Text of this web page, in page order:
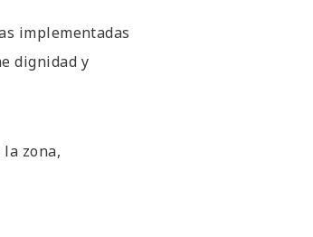
implementadas
dignidad y
zona,